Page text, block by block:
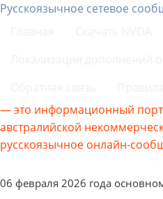
Русскоязычное сетевое
— это информационный
австралийской
русскоязычное онлайн-
06 февраля 2026 года